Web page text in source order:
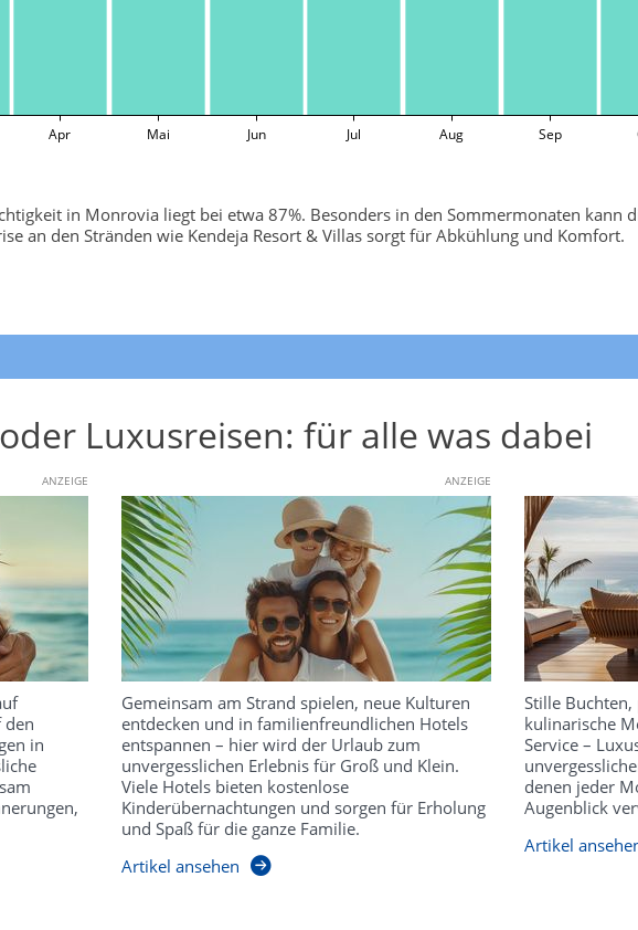
Apr Mai Jun Jul Aug Sep
in Monrovia liegt bei etwa 87%. Besonders in den Sommermonaten kann
an den Stränden wie Kendeja Resort & Villas sorgt für Abkühlung und Komfort.
Luxusreisen: für alle was dabei
ANZEIGE
den
in
ANZEIGE
Gemeinsam am Strand spielen, neue Kulturen
entdecken und in familienfreundlichen Hotels
entspannen – hier wird der Urlaub zum
unvergesslichen Erlebnis für Groß und Klein.
Viele Hotels bieten kostenlose
Kinderübernachtungen und sorgen für Erholung
und Spaß für die ganze Familie.
Artikel ansehen
Stille
kulinarische
Service –
denen jeder
Augenblick
Artikel